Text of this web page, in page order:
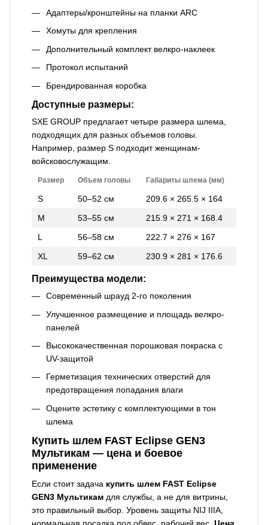
Адаптеры/кронштейны на планки ARC
Хомуты для крепления
Дополнительный комплект велкро-наклеек
Протокол испытаний
Брендированная коробка
Доступные размеры:
SXE GROUP предлагает четыре размера шлема,
подходящих для разных объемов головы.
Например, размер S подходит женщинам-
войсковослужащим.
Размер Объем головы Габариты шлема (мм)
S 50–52 см
209.6 × 265.5 × 164
M
53–55 см
215.9 × 271 × 168.4
L
56–58 см
222.7 × 276 × 167
XL
59–62 см 230.9 × 281 × 176.6
Преимущества модели:
Современный шрауд 2-го поколения
Улучшенное размещение и площадь велкро-
панелей
Высококачественная порошковая покраска с
UV-защитой
Герметизация технических отверстий для
предотвращения попадания влаги
Оцените эстетику с комплектующими в тон
шлема
Купить шлем FAST Eclipse GEN3
Мультикам — цена и боевое
применение
Если стоит задача купить шлем FAST Eclipse
GEN3 Мультикам для службы, а не для витрины,
это правильный выбор. Уровень защиты NIJ IIIA,